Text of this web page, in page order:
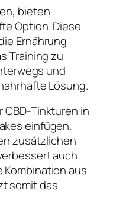
bieten
Option. Diese
Ernährung
Training zu
und
Lösung.
Tinkturen in
einfügen.
zusätzlichen
auch
Kombination aus
somit das